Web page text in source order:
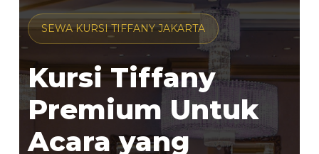
SEWA KURSI TIFFANY JAKARTA
Kursi Tiffany
Premium Untuk
Acara yang